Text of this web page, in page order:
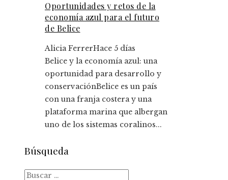
Oportunidades y retos de la
economía azul para el futuro
de Belice
Alicia FerrerHace 5 días
Belice y la economía azul: una
oportunidad para desarrollo y
conservaciónBelice es un país
con una franja costera y una
plataforma marina que albergan
uno de los sistemas coralinos...
Búsqueda
Buscar: